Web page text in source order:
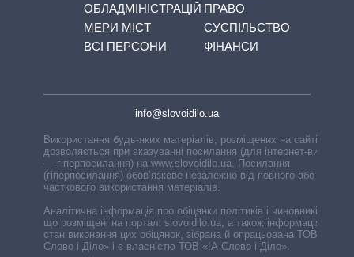
ОБЛАДМІНІСТРАЦІЙ
МЕРИ МІСТ
ВСІ ПЕРСОНИ
ПРАВО
СУСПІЛЬСТВО
ФІНАНСИ
info@slovoidilo.ua
Використання будь-яких матеріалів, розміщених на сайті,
дозволяється при вказуванні посилання (для інтернет-видань
— гіперпосилання) на www.slovoidilo.ua. Посилання
(гіперпосилання) обов’язкове незалежно від повного або
часткового використання матеріалів.
Аналітична інформація про обіцянки політиків і чиновників,
що розміщені на порталі slovoidilo.ua, а також інформація про
стан виконання цих обіцянок, зібрана й опрацьована ТОВ «ІА
Слово і Діло» і є власністю ТОВ «ІА Слово і Діло».